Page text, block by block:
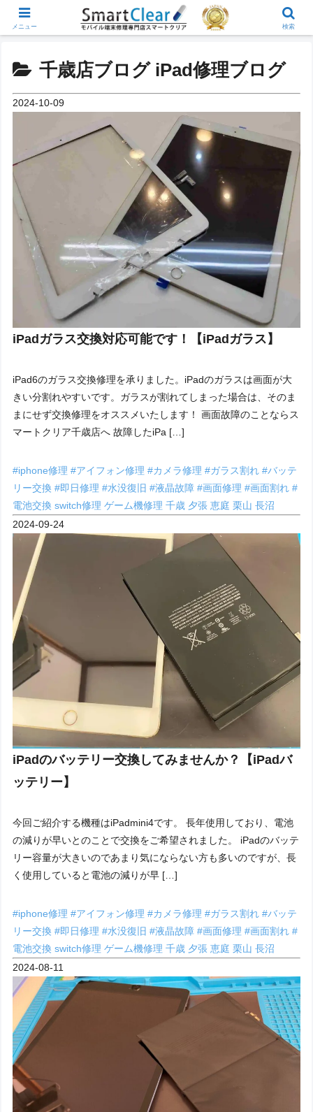
千歳店ブログ iPad修理ブログ
2024-10-09
iPadガラス交換対応可能です！【iPadガラス】
iPad6のガラス交換修理を承りました。iPadのガラスは画面が大
きい分割れやすいです。ガラスが割れてしまった場合は、そのま
まにせず交換修理をオススメいたします！ 画面故障のことならス
マートクリア千歳店へ 故障したiPa […]
#iphone修理#アイフォン修理#カメラ修理#ガラス割れ#バッテ
リー交換#即日修理#水没復旧#液晶故障#画面修理#画面割れ#
電池交換switch修理ゲーム機修理千歳 夕張恵庭栗山長沼
2024-09-24
iPadのバッテリー交換してみませんか？【iPadバ
ッテリー】
今回ご紹介する機種はiPadmini4です。 長年使用しており、電池
の減りが早いとのことで交換をご希望されました。 iPadのバッテ
リー容量が大きいのであまり気にならない方も多いのですが、長
く使用していると電池の減りが早 […]
#iphone修理#アイフォン修理#カメラ修理#ガラス割れ#バッテ
リー交換#即日修理#水没復旧#液晶故障#画面修理#画面割れ#
電池交換switch修理ゲーム機修理千歳 夕張恵庭栗山長沼
2024-08-11
メニュー 検索